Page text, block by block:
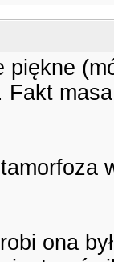
piękne
ona